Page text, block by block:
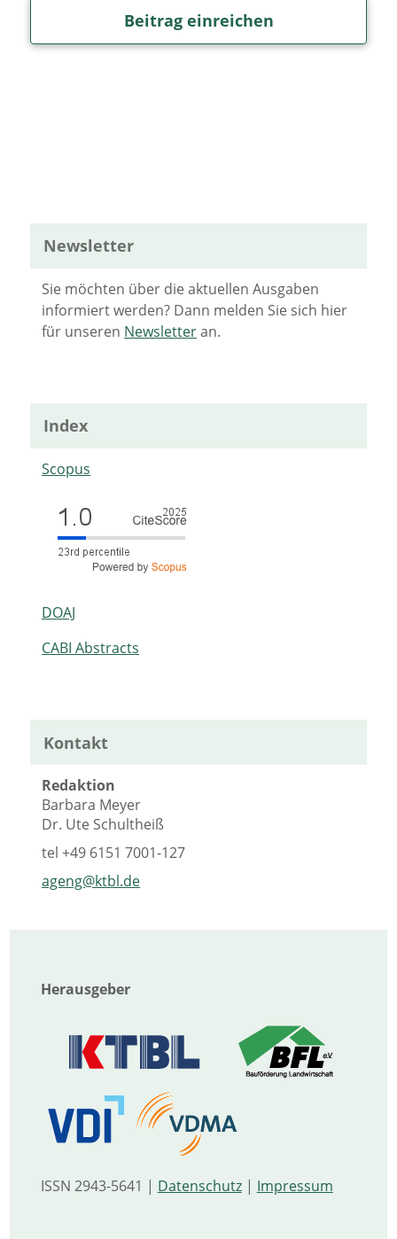
Beitrag einreichen
Newsletter
Sie möchten über die aktuellen Ausgaben
informiert werden? Dann melden Sie sich hier
für unseren Newsletteran.
Index
Scopus
DOAJ
CABI Abstracts
Kontakt
Redaktion
Barbara Meyer
Dr. Ute Schultheiß
tel+49 6151 7001-127
ageng@ktbl.de
Herausgeber
ISSN 2943-5641 | Datenschutz| Impressum